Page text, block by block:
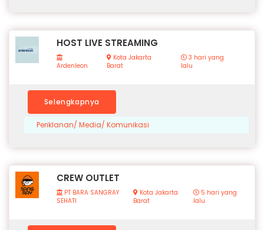
HOST LIVE STREAMING
Ardenleon
Kota Jakarta
Barat
3 hari yang
lalu
Selengkapnya
Periklanan/ Media/ Komunikasi
CREW OUTLET
PT BARA SANGRAY
SEHATI
Kota Jakarta
Barat
5 hari yang
lalu